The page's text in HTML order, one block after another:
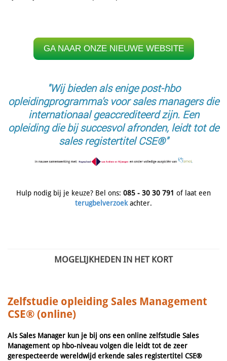
GA NAAR ONZE NIEUWE WEBSITE
"Wij bieden als enige post-hbo
opleidingprogramma's voor sales managers die
internationaal geaccrediteerd zijn. Een
opleiding die bij succesvol afronden, leidt tot de
sales registertitel CSE®"
Hulp nodig bij je keuze? Bel ons: 085 - 30 30 791 of laat een
terugbelverzoek achter.
MOGELIJKHEDEN IN HET KORT
Zelfstudie opleiding Sales Management
CSE® (online)
Als Sales Manager kun je bij ons een online zelfstudie Sales
Management op hbo-niveau volgen die leidt tot de zeer
gerespecteerde wereldwijd erkende sales registertitel CSE®